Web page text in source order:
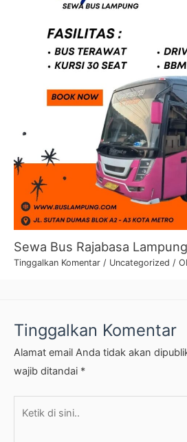
Sewa Bus Rajabasa Lampung
Tinggalkan Komentar / Uncategorized /
Tinggalkan Komentar
Alamat email Anda tidak akan
wajib ditandai *